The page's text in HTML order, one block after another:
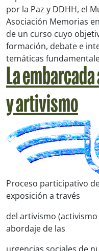
por la Paz y DDHH, el
Asociación Memorias
de un curso cuyo
formación, debate e
temáticas
La
y artivismo
Proceso participativo
exposición a través
del artivismo
abordaje de las